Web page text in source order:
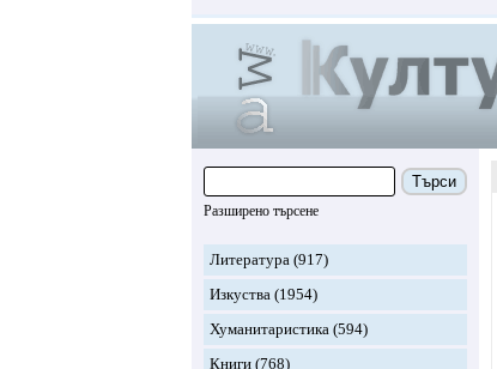
Търси
Разширено търсене
Литература (917)
Изкуства (1954)
Хуманитаристика (594)
Книги (768)